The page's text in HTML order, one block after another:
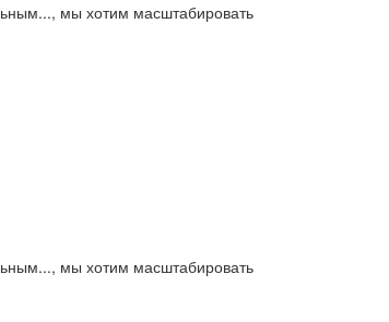
мы хотим масштабировать
мы хотим масштабировать